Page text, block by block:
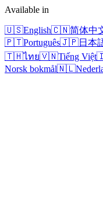
Available in
🇺🇸English🇨🇳简体中
🇵🇹Português🇯🇵日本
🇹🇭ไทย🇻🇳Tiếng Việt
Norsk bokmål🇳🇱